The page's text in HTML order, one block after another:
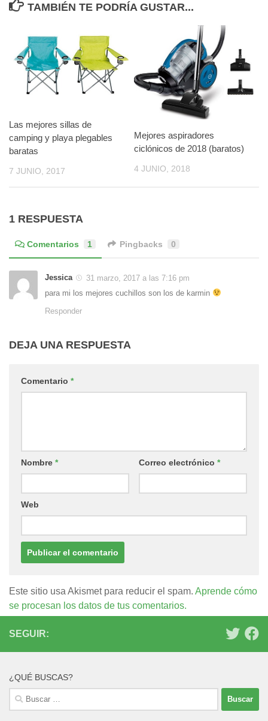
TAMBIÉN TE PODRÍA GUSTAR...
Las mejores sillas de
camping y playa plegables
baratas
7 JUNIO, 2017
Mejores aspiradores
ciclónicos de 2018 (baratos)
4 JUNIO, 2018
1 RESPUESTA
Comentarios 1 Pingbacks 0
Jessica
31 marzo, 2017 a las 7:16 pm
para mi los mejores cuchillos son los de karmin
Responder
DEJA UNA RESPUESTA
Comentario *
Nombre * Correo electrónico *
Web
Este sitio usa Akismet para reducir el spam. Aprende cómo
se procesan los datos de tus comentarios.
SEGUIR:
¿QUÉ BUSCAS?
Buscar: